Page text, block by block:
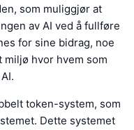
som muliggjør at
av AI ved å fullføre
for sine bidrag, noe
hvor hvem som
token-system, som
Dette systemet